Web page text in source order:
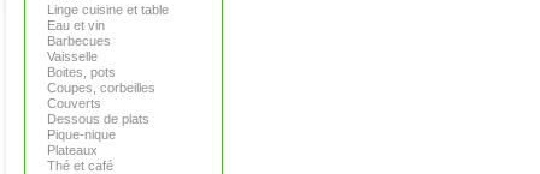
Linge cuisine et table
Eau et vin
Barbecues
Vaisselle
Boites, pots
Coupes, corbeilles
Couverts
Dessous de plats
Pique-nique
Plateaux
Thé et café